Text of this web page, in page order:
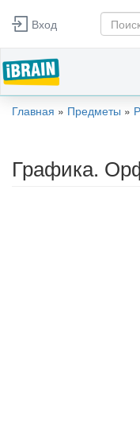
Перейти к основному
Вход
Вы здесь
Главная » Предметы »
Графика.